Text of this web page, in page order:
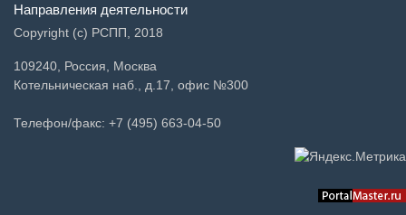
Направления деятельности
Copyright (c) РСПП, 2018
109240, Россия, Москва
Котельническая наб., д.17, офис №300
Телефон/факс: +7 (495) 663-04-50